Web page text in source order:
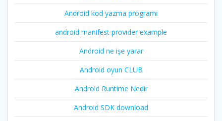
Android kod yazma programı
android manifest provider example
Android ne işe yarar
Android oyun CLUB
Android Runtime Nedir
Android SDK download